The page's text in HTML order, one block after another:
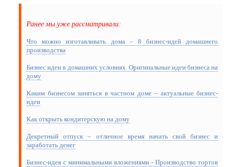
Ранее мы уже рассматривали:
Что можно изготавливать дома – 8 бизнес-идей домашнего
производства
Бизнес идеи в домашних условиях. Оригинальные идеи бизнеса на
дому
Каким бизнесом заняться в частном доме – актуальные бизнес-
идеи
Как открыть кондитерскую на дому
Декретный отпуск – отличное время начать свой бизнес и
заработать денег
Бизнес-идея с минимальными вложениями - Производство тортов